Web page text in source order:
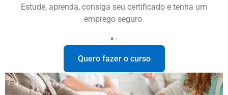
Estude, aprenda, consiga seu certificado e tenha um
emprego seguro.
Quero fazer o curso